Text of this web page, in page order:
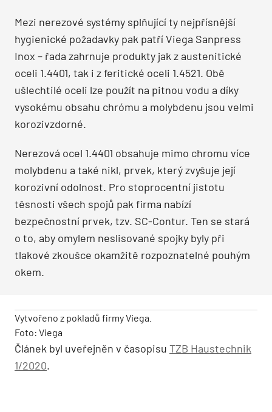
Mezi nerezové systémy splňující ty nejpřísnější
hygienické požadavky pak patří Viega Sanpress
Inox – řada zahrnuje produkty jak z austenitické
oceli 1.4401, tak i z feritické oceli 1.4521. Obě
ušlechtilé oceli lze použít na pitnou vodu a díky
vysokému obsahu chrómu a molybdenu jsou velmi
korozivzdorné.
Nerezová ocel 1.4401 obsahuje mimo chromu více
molybdenu a také nikl, prvek, který zvyšuje její
korozivní odolnost. Pro stoprocentní jistotu
těsnosti všech spojů pak firma nabízí
bezpečnostní prvek, tzv. ­SC-Contur. Ten se stará
o to, aby omylem neslisované spojky byly při
tlakové zkoušce okamžitě rozpoznatelné pouhým
okem.
Vytvořeno z pokladů firmy Viega.
Foto: Viega
Článek byl uveřejněn v časopisu TZB Haustechnik
1/2020.